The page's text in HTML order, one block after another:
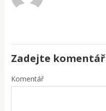
Zadejte komentář
Komentář